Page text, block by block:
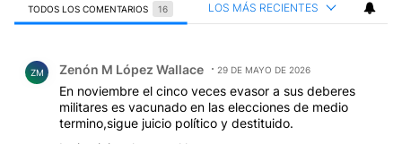
TODOS LOS COMENTARIOS 16 LOS MÁS RECIENTES
ZM Zenón M López Wallace 29 DE MAYO DE 2026
En noviembre el cinco veces evasor a sus deberes
militares es vacunado en las elecciones de medio
termino,sigue juicio político y destituido.